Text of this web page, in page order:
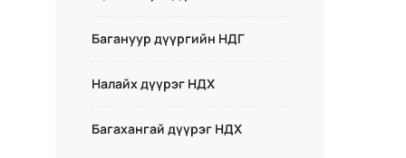
Багануур дүүргийн НДГ
Налайх дүүрэг НДХ
Багахангай дүүрэг НДХ